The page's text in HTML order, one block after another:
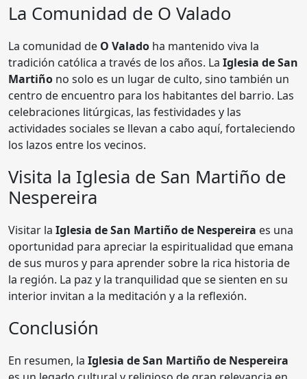
La Comunidad de O Valado
La comunidad de O Valado ha mantenido viva la
tradición católica a través de los años. La Iglesia de San
Martiño no solo es un lugar de culto, sino también un
centro de encuentro para los habitantes del barrio. Las
celebraciones litúrgicas, las festividades y las
actividades sociales se llevan a cabo aquí, fortaleciendo
los lazos entre los vecinos.
Visita la Iglesia de San Martiño de
Nespereira
Visitar la Iglesia de San Martiño de Nespereira es una
oportunidad para apreciar la espiritualidad que emana
de sus muros y para aprender sobre la rica historia de
la región. La paz y la tranquilidad que se sienten en su
interior invitan a la meditación y a la reflexión.
Conclusión
En resumen, la Iglesia de San Martiño de Nespereira